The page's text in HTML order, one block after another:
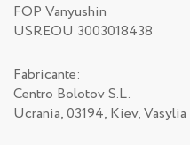
FOP Vanyushin
USREOU 3003018438
Fabricante:
Centro Bolotov S.L.
Ucrania, 03194, Kiev,